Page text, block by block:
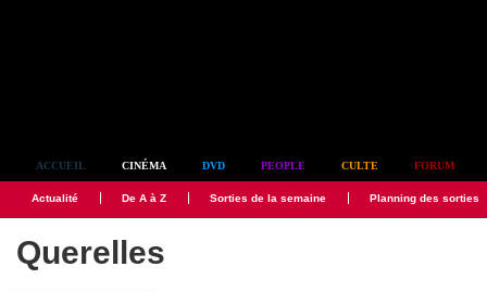
ACCUEIL CINÉMA DVD PEOPLE CULTE FORUM
Actualité De A à Z Sorties de la semaine Planning des sorties
Querelles